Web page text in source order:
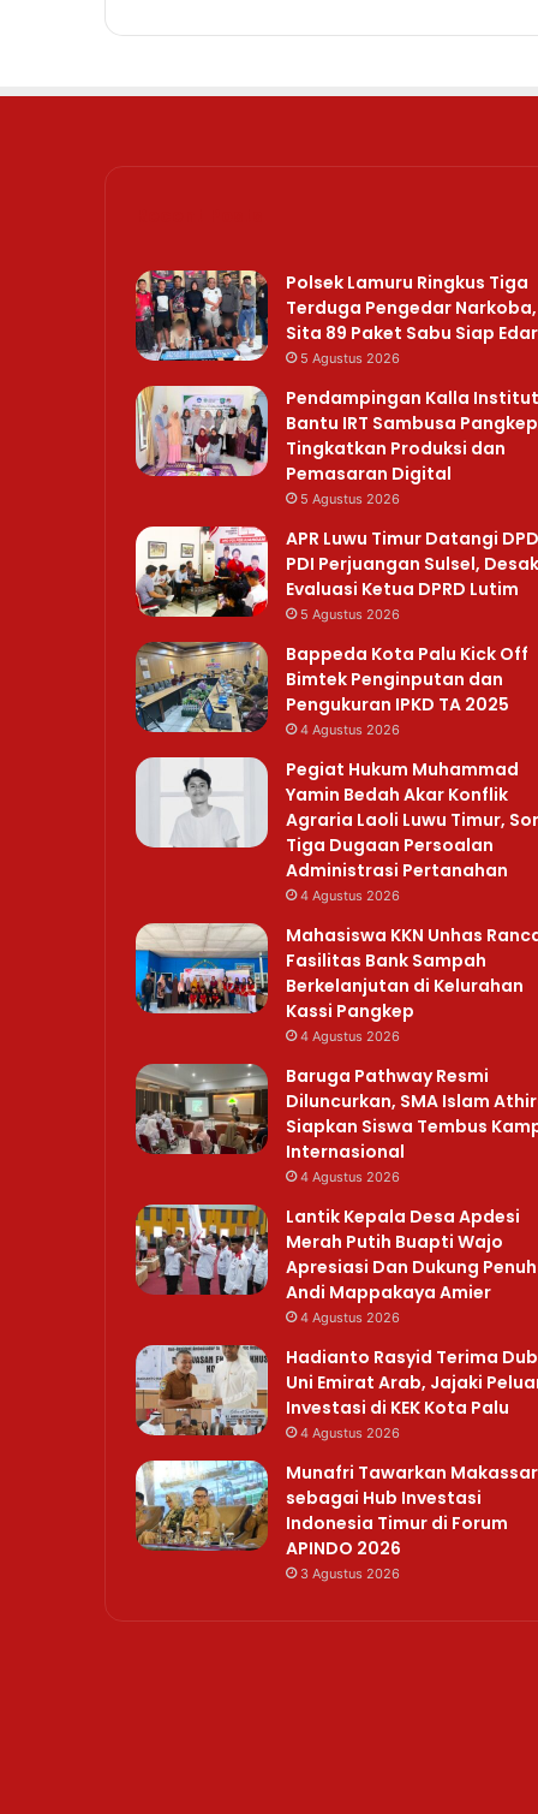
Polsek Lamuru Ringkus Tiga
Terduga Pengedar Narkoba,
Sita 89 Paket Sabu Siap Edar
5 Agustus 2026
Pendampingan Kalla
Bantu IRT Sambusa Pangkep
Tingkatkan Produksi dan
Pemasaran Digital
5 Agustus 2026
APR Luwu Timur Datangi DPD
PDI Perjuangan Sulsel, Desak
Evaluasi Ketua DPRD Lutim
5 Agustus 2026
Bappeda Kota Palu Kick Off
Bimtek Penginputan dan
Pengukuran IPKD TA 2025
4 Agustus 2026
Pegiat Hukum Muhammad
Yamin Bedah Akar Konflik
Agraria Laoli Luwu Timur,
Tiga Dugaan Persoalan
Administrasi Pertanahan
4 Agustus 2026
Mahasiswa KKN Unhas
Fasilitas Bank Sampah
Berkelanjutan di Kelurahan
Kassi Pangkep
4 Agustus 2026
Baruga Pathway Resmi
Diluncurkan, SMA Islam
Siapkan Siswa Tembus
Internasional
4 Agustus 2026
Lantik Kepala Desa Apdesi
Merah Putih Buapti Wajo
Apresiasi Dan Dukung Penuh
Andi Mappakaya Amier
4 Agustus 2026
Hadianto Rasyid Terima
Uni Emirat Arab, Jajaki
Investasi di KEK Kota Palu
4 Agustus 2026
Munafri Tawarkan Makassar
sebagai Hub Investasi
Indonesia Timur di Forum
APINDO 2026
3 Agustus 2026